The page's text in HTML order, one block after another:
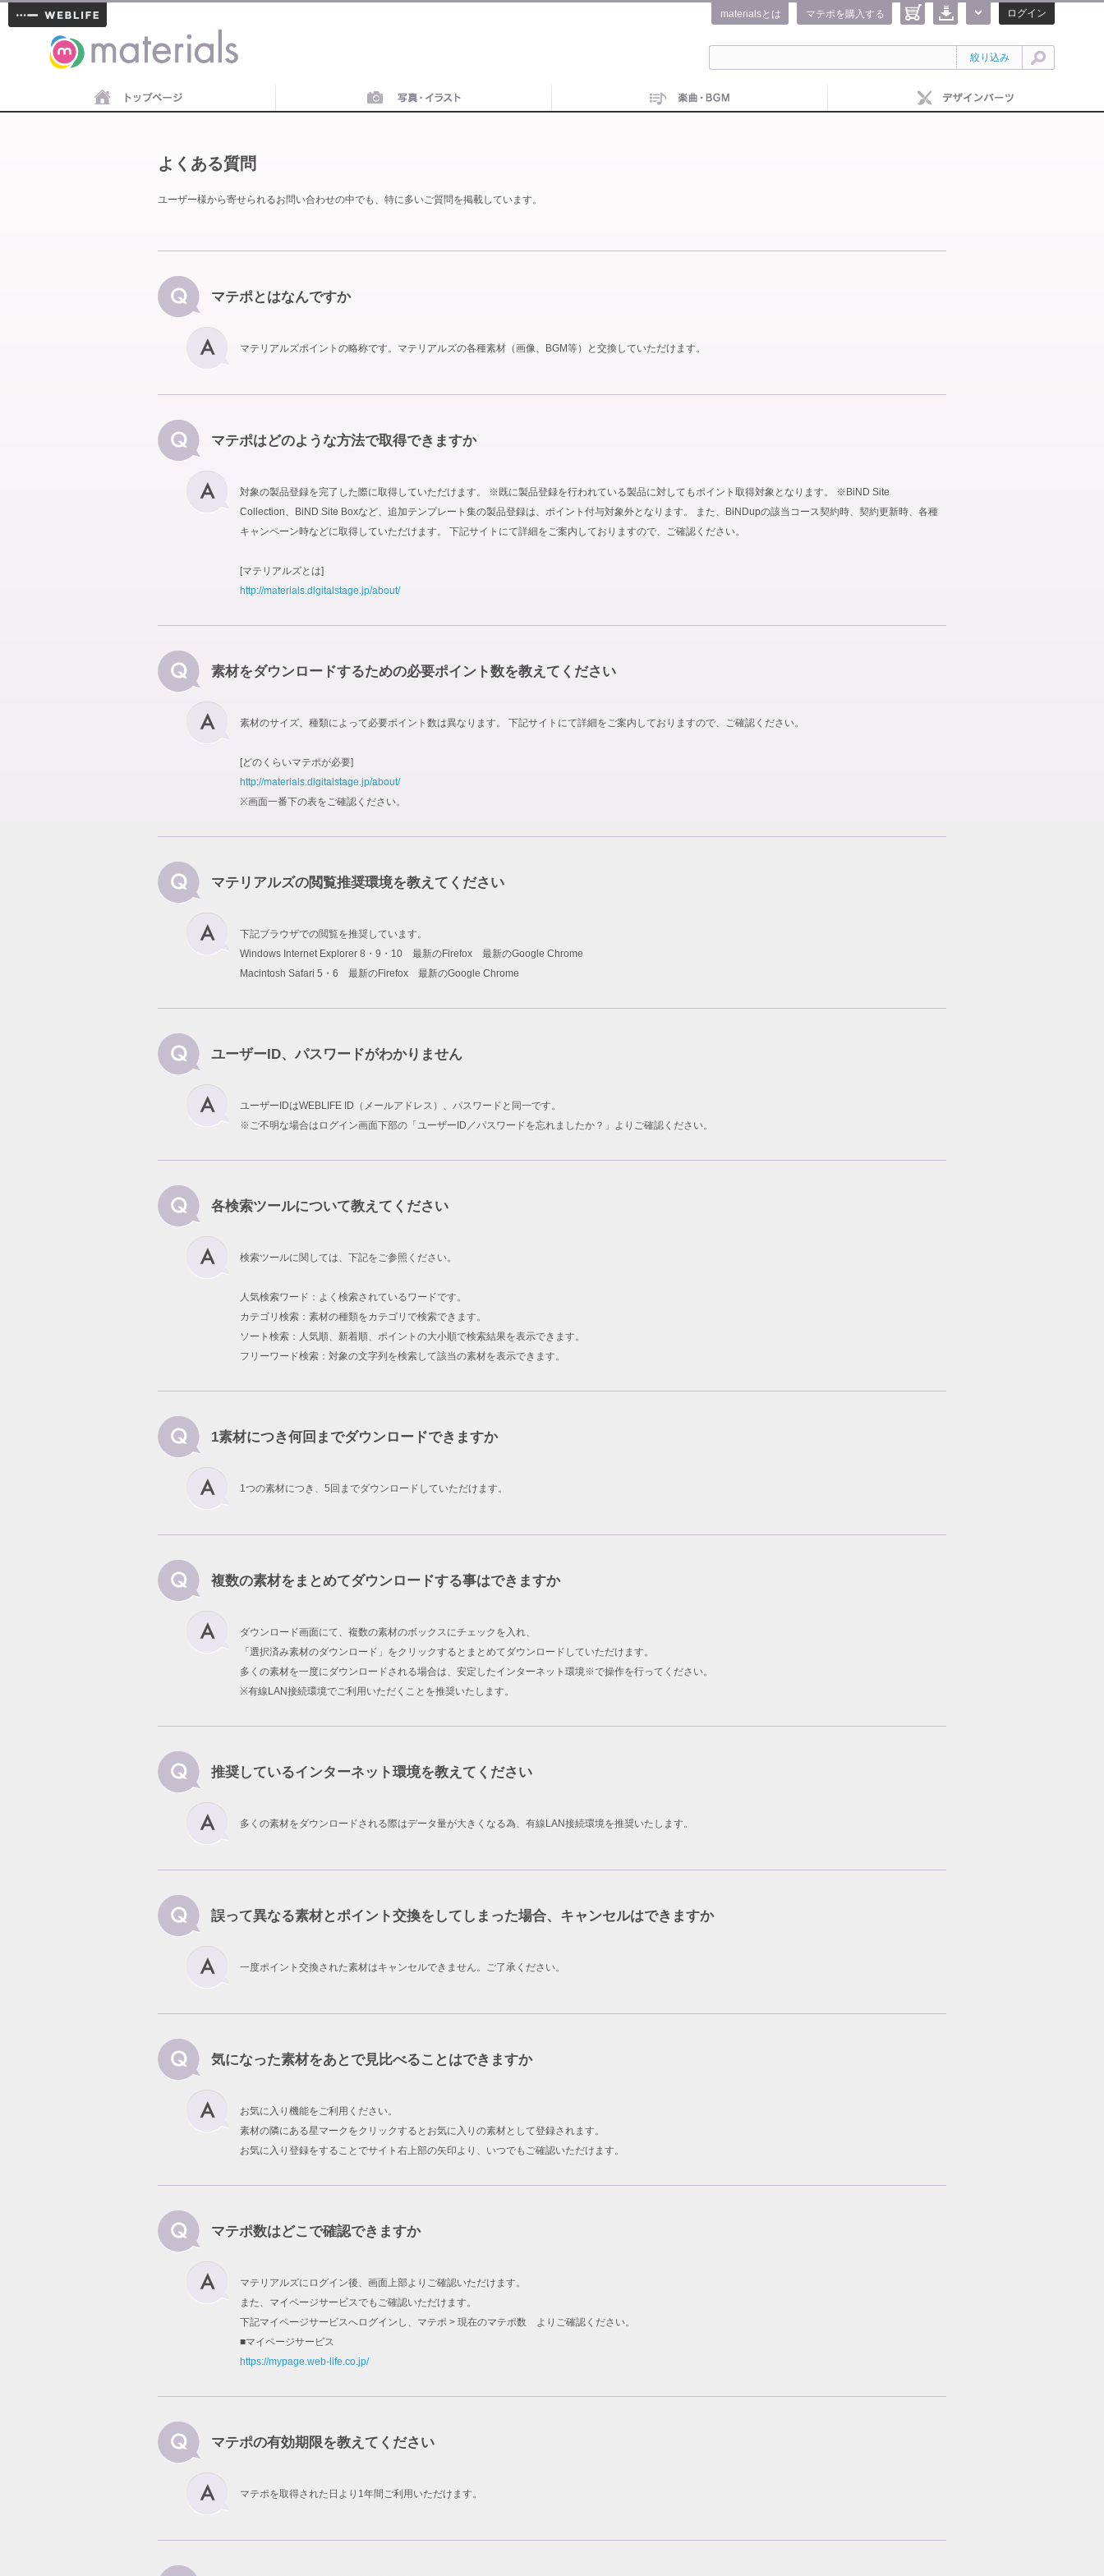
materials
ログイン
マテポを購入する
materialsとは
絞り込み
よくある質問
ユーザー様から寄せられるお問い合わせの中でも、特に多いご質問を掲載しています。
マテポとはなんですか
マテリアルズポイントの略称です。マテリアルズの各種素材（画像、BGM等）と交換していただけます。
マテポはどのような方法で取得できますか
対象の製品登録を完了した際に取得していただけます。 ※既に製品登録を行われている製品に対してもポイント取得対象となります。 ※BiND Site
Collection、BiND Site Boxなど、追加テンプレート集の製品登録は、ポイント付与対象外となります。 また、BiNDupの該当コース契約時、契約更新時、各種
キャンペーン時などに取得していただけます。 下記サイトにて詳細をご案内しておりますので、ご確認ください。
[マテリアルズとは]
http://materials.digitalstage.jp/about/
素材をダウンロードするための必要ポイント数を教えてください
素材のサイズ、種類によって必要ポイント数は異なります。 下記サイトにて詳細をご案内しておりますので、ご確認ください。
[どのくらいマテポが必要]
http://materials.digitalstage.jp/about/
※画面一番下の表をご確認ください。
マテリアルズの閲覧推奨環境を教えてください
下記ブラウザでの閲覧を推奨しています。
Windows Internet Explorer 8・9・10 最新のFirefox 最新のGoogle Chrome
Macintosh Safari 5・6 最新のFirefox 最新のGoogle Chrome
ユーザーID、パスワードがわかりません
ユーザーIDはWEBLIFE ID（メールアドレス）、パスワードと同一です。
※ご不明な場合はログイン画面下部の「ユーザーID／パスワードを忘れましたか？」よりご確認ください。
各検索ツールについて教えてください
検索ツールに関しては、下記をご参照ください。
人気検索ワード：よく検索されているワードです。
カテゴリ検索：素材の種類をカテゴリで検索できます。
ソート検索：人気順、新着順、ポイントの大小順で検索結果を表示できます。
フリーワード検索：対象の文字列を検索して該当の素材を表示できます。
1素材につき何回までダウンロードできますか
1つの素材につき、5回までダウンロードしていただけます。
複数の素材をまとめてダウンロードする事はできますか
ダウンロード画面にて、複数の素材のボックスにチェックを入れ、
「選択済み素材のダウンロード」をクリックするとまとめてダウンロードしていただけます。
多くの素材を一度にダウンロードされる場合は、安定したインターネット環境※で操作を行ってください。
※有線LAN接続環境でご利用いただくことを推奨いたします。
推奨しているインターネット環境を教えてください
多くの素材をダウンロードされる際はデータ量が大きくなる為、有線LAN接続環境を推奨いたします。
誤って異なる素材とポイント交換をしてしまった場合、キャンセルはできますか
一度ポイント交換された素材はキャンセルできません。ご了承ください。
気になった素材をあとで見比べることはできますか
お気に入り機能をご利用ください。
素材の隣にある星マークをクリックするとお気に入りの素材として登録されます。
お気に入り登録をすることでサイト右上部の矢印より、いつでもご確認いただけます。
マテポ数はどこで確認できますか
マテリアルズにログイン後、画面上部よりご確認いただけます。
また、マイページサービスでもご確認いただけます。
下記マイページサービスへログインし、マテポ > 現在のマテポ数 よりご確認ください。
■マイページサービス
https://mypage.web-life.co.jp/
マテポの有効期限を教えてください
マテポを取得された日より1年間ご利用いただけます。